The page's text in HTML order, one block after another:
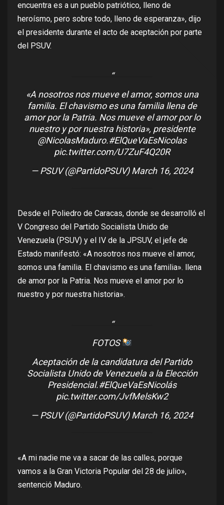
encuentra es a un pueblo patriótico, lleno de
heroísmo, pero sobre todo, lleno de esperanza», dijo
el presidente durante el acto de aceptación por parte
del PSUV.
«A nosotros nos mueve el amor, somos una
familia. El chavismo es una familia llena de
amor por la Patria. Nos mueve el amor por lo
nuestro y por nuestra historia», presidente
@NicolasMaduro.#ElQueVaEsNicolas
pic.twitter.com/U7ZuF4Q20R
— PSUV (@PartidoPSUV)March 16, 2024
Desde el Poliedro de Caracas, donde se desarrolló el
V Congreso del Partido Socialista Unido de
Venezuela (PSUV) y el IV de la JPSUV, el jefe de
Estado manifestó: «A nosotros nos mueve el amor,
somos una familia. El chavismo es una familia». llena
de amor por la Patria. Nos mueve el amor por lo
nuestro y por nuestra historia».
FOTOS
Aceptación de la candidatura del Partido
Socialista Unido de Venezuela a la Elección
Presidencial.#ElQueVaEsNicolás
pic.twitter.com/JvfMelsKw2
— PSUV (@PartidoPSUV)March 16, 2024
«A mi nadie me va a sacar de las calles, porque
vamos a la Gran Victoria Popular del 28 de julio»,
sentenció Maduro.